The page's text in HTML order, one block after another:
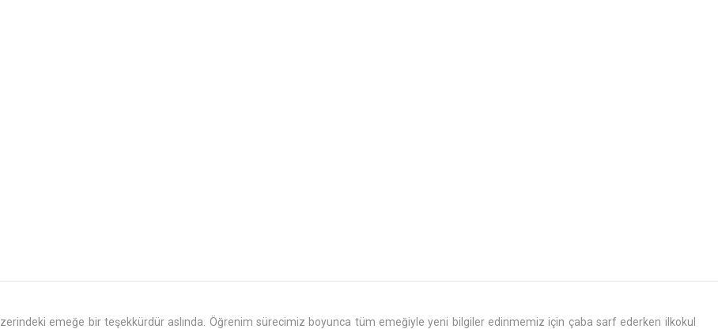
emeğe bir teşekkürdür aslında. Öğrenim sürecimiz boyunca tüm emeğiyle yeni bilgiler edinmemiz için çaba sarf ederken ilkokul